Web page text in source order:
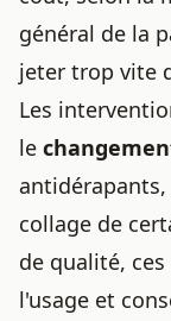
général de la
jeter trop vite
Les
le
collage de
de qualité,
l'usage et